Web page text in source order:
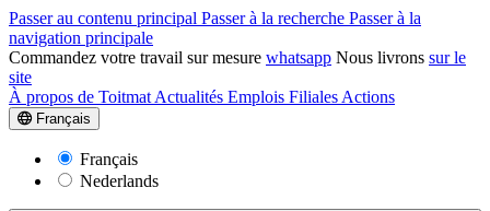
Passer au contenu principal Passer à la recherche Passer à la
navigation principale
Commandez votre travail sur mesure whatsapp Nous livrons sur le
site
À propos de Toitmat Actualités Emplois Filiales Actions
Français
Français
Nederlands